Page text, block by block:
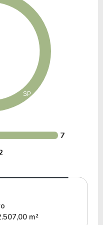
de áreas vagas,
acompanhamento
iniciativas para
imóveis.
compõem ou já
7
m²